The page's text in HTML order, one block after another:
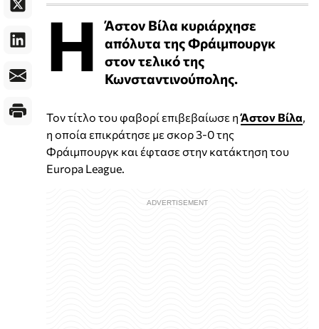
Η
Άστον Βίλα κυριάρχησε
απόλυτα της Φράιμπουργκ
στον τελικό της
Κωνσταντινούπολης.
Τον τίτλο του φαβορί επιβεβαίωσε ηΆστον Βίλα
η οποία επικράτησε με σκορ 3-0 της
Φράιμπουργκ και έφτασε στην κατάκτηση του
Europa League.